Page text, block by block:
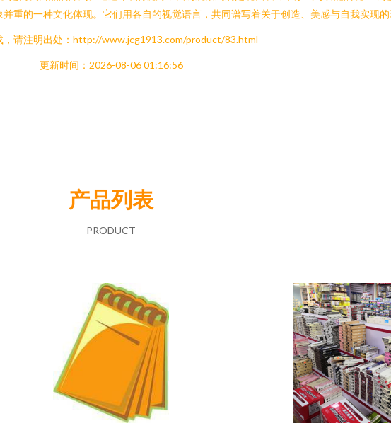
重的一种文化体现。它们用各自的视觉语言，共同谱写着关于创造、美感与自我实现的
，请注明出处：http://www.jcg1913.com/product/83.html
更新时间：2026-08-06 01:16:56
产品列表
PRODUCT